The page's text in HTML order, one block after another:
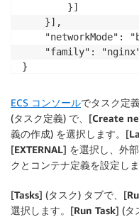
}
ECS コンソールでタスク定
(タスク定義) で、[Create
義の作成) を選択します。[
[EXTERNAL] を選択し、外
クとコンテナ定義を設定しま
[Tasks] (タスク) タブで、[
選択します。[Run Task] (タ